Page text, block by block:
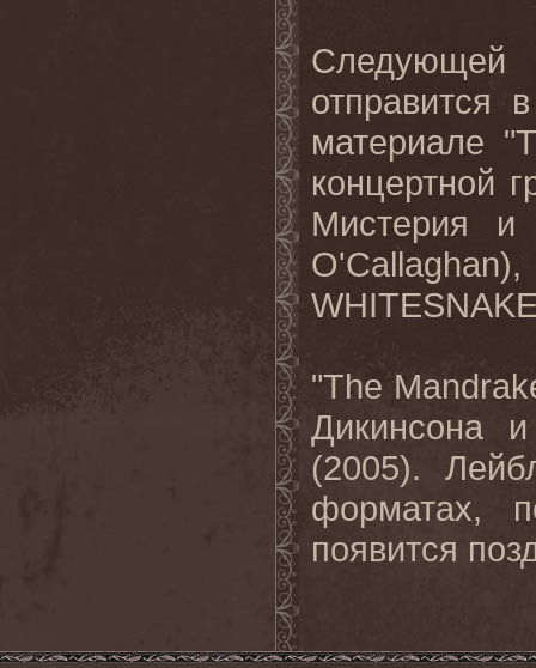
отправится
материале "
концертной
Мистерия и
O'Callaghan),
"The
Дикинсона
(2005).
форматах,
появится